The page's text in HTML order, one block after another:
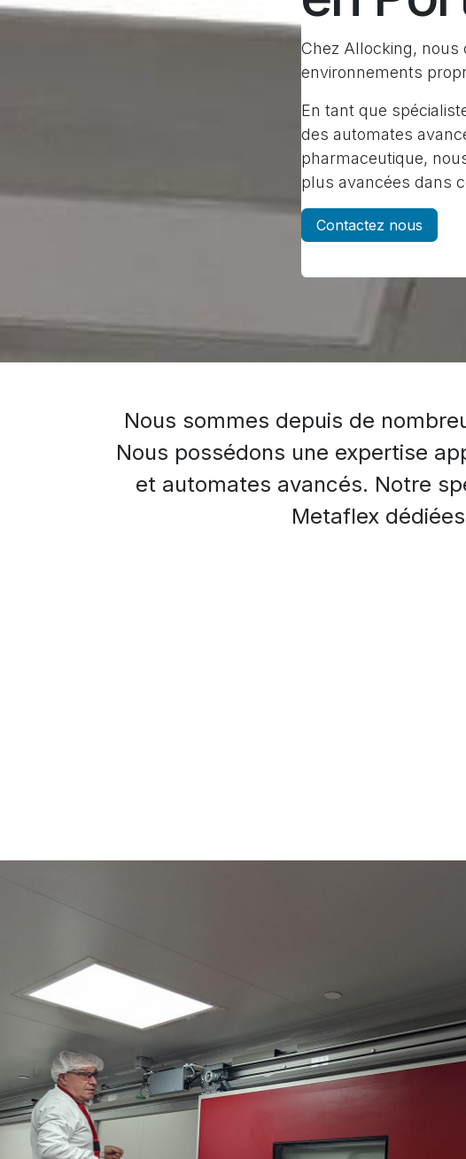
Chez Allocking,
environnements
En tant que
des automates
pharmaceutique,
plus avancées dans
Contactez nous
Nous sommes depuis de
Nous possédons une expertise
et automates avancés. Notre
Metaflex